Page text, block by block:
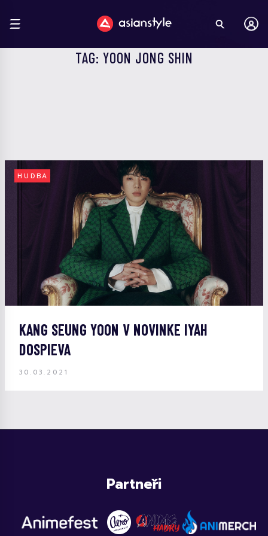
TAG: YOON JONG SHIN
HUDBA
KANG SEUNG YOON V NOVINKE IYAH
DOSPIEVA
30.03.2021
Partneři